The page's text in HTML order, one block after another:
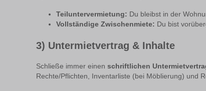
Teiluntervermietung: Du bleibst in der
Vollständige Zwischenmiete: Du bist
3) Untermietvertrag & Inhalte
Schließe immer einen schriftlichen
Rechte/Pflichten, Inventarliste (bei Möblierung) und